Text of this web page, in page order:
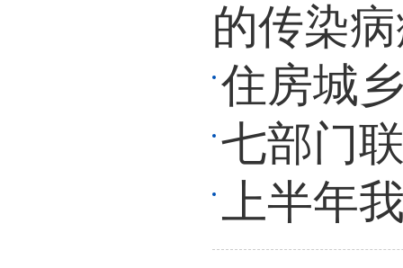
的传染
住房城
七部门
上半年